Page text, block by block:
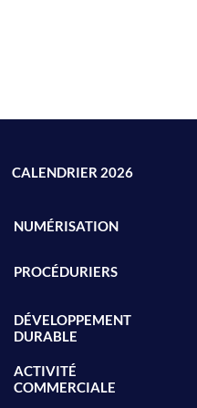
CALENDRIER 2026
NUMÉRISATION
PROCÉDURIERS
DÉVELOPPEMENT
DURABLE
ACTIVITÉ
COMMERCIALE